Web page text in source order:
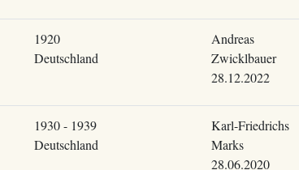
1920
Deutschland
Andreas
Zwicklbauer
28.12.2022
1930 - 1939
Deutschland
Karl-Friedrichs
Marks
28.06.2020